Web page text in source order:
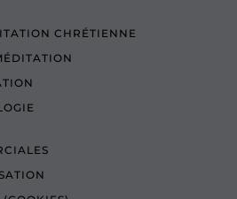
CHRÉTIENNE